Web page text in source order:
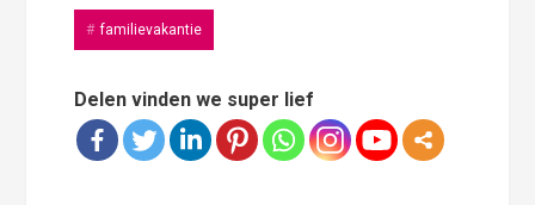
familievakantie
Delen vinden we super lief